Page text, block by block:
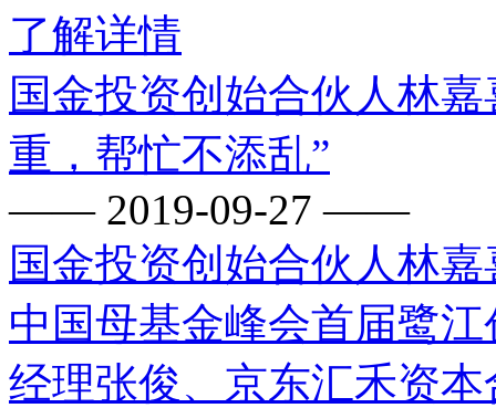
了解详情
国金投资创始合伙人林
重，帮忙不添乱”
—— 2019-09-27 ——
国金投资创始合伙人林
中国母基金峰会首届鹭
经理张俊、京东汇禾资